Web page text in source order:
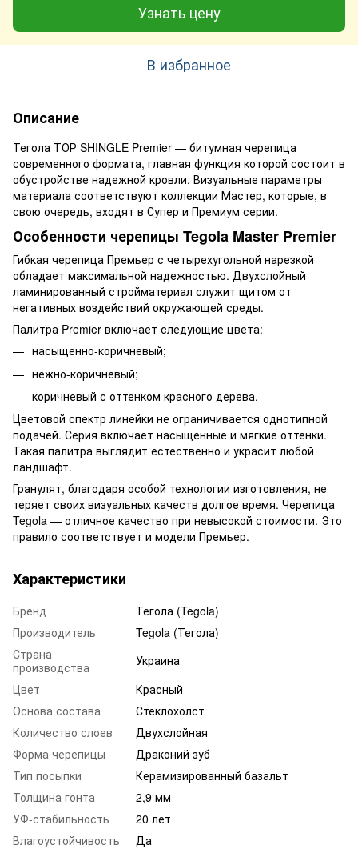
Узнать цену
В избранное
Описание
Тегола ТОР SHINGLE Premier — битумная черепица
современного формата, главная функция которой состоит в
обустройстве надежной кровли. Визуальные параметры
материала соответствуют коллекции Мастер, которые, в
свою очередь, входят в Супер и Премиум серии.
Особенности черепицы Tegola Master Premier
Гибкая черепица Премьер с четырехугольной нарезкой
обладает максимальной надежностью. Двухслойный
ламинированный стройматериал служит щитом от
негативных воздействий окружающей среды.
Палитра Premier включает следующие цвета:
насыщенно-коричневый;
нежно-коричневый;
коричневый с оттенком красного дерева.
Цветовой спектр линейки не ограничивается однотипной
подачей. Серия включает насыщенные и мягкие оттенки.
Такая палитра выглядит естественно и украсит любой
ландшафт.
Гранулят, благодаря особой технологии изготовления, не
теряет своих визуальных качеств долгое время. Черепица
Tegola — отличное качество при невысокой стоимости. Это
правило соответствует и модели Премьер.
Характеристики
Бренд
Тегола (Tegola)
Производитель
Tegola (Тегола)
Страна
производства
Украина
Цвет
Красный
Основа состава
Стеклохолст
Количество слоев
Двухслойная
Форма черепицы
Драконий зуб
Тип посыпки
Керамизированный базальт
Толщина гонта
2,9 мм
УФ-стабильность
20 лет
Влагоустойчивость
Да